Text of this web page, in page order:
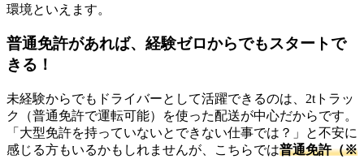
環境といえます。
普通免許があれば、経験ゼロからでもスタートで
きる！
未経験からでもドライバーとして活躍できるのは、2tトラッ
ク（普通免許で運転可能）を使った配送が中心だからです。
「大型免許を持っていないとできない仕事では？」と不安に
感じる方もいるかもしれませんが、こちらでは普通免許（※